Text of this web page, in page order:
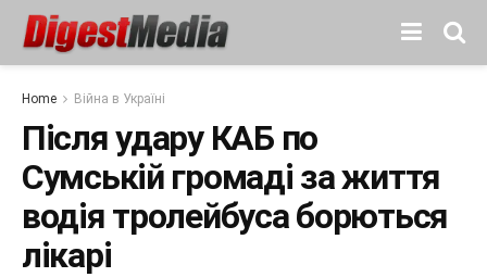
Home Війна в Україні
Після удару КАБ по
Сумській громаді за життя
водія тролейбуса борються
лікарі